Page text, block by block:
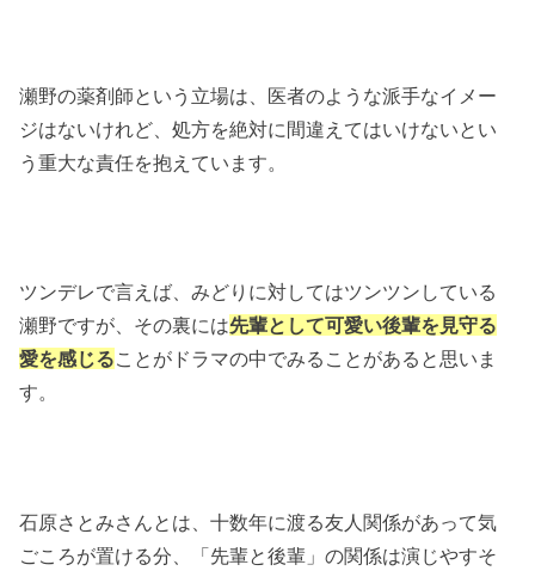
瀬野の薬剤師という立場は、医者のような派手なイメー
ジはないけれど、処方を絶対に間違えてはいけないとい
う重大な責任を抱えています。
ツンデレで言えば、みどりに対してはツンツンしている
瀬野ですが、その裏には先輩として可愛い後輩を見守る
愛を感じることがドラマの中でみることがあると思いま
す。
石原さとみさんとは、十数年に渡る友人関係があって気
ごころが置ける分、「先輩と後輩」の関係は演じやすそ